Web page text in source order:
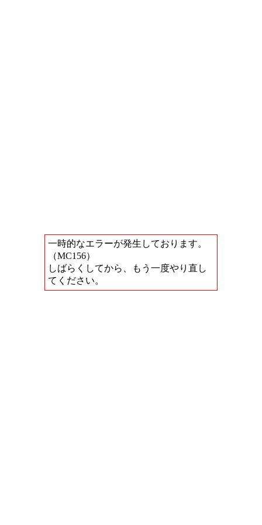
一時的なエラーが発生しております。
（MC156）
しばらくしてから、もう一度やり直し
てください。